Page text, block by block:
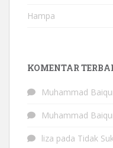
Hampa
KOMENTAR
Muhammad
Muhammad
liza pada Tidak